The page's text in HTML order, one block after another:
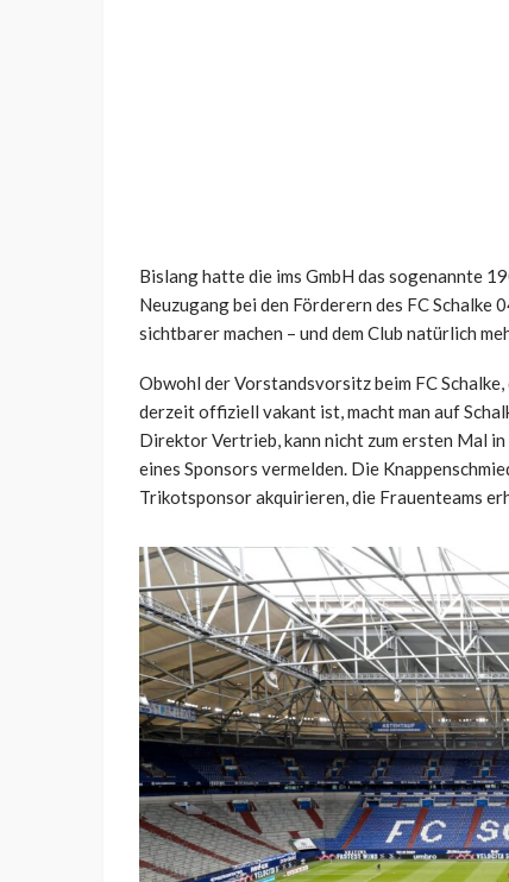
Bislang hatte die ims GmbH das sogenannte
Neuzugang bei den Förderern des FC Schalke
sichtbarer machen – und dem Club natürlich
Obwohl der Vorstandsvorsitz beim FC
derzeit offiziell vakant ist, macht man auf
Direktor Vertrieb, kann nicht zum ersten Mal
eines Sponsors vermelden. Die
Trikotsponsor akquirieren, die Frauenteams